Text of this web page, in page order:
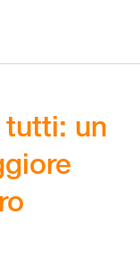
tutti: un